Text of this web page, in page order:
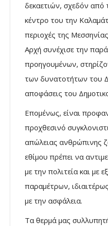
δεκαετιών, σχεδόν από
κέντρο του την
περιοχές της
Αρχή συνέχισε την
προηγουμένων,
των δυνατοτήτων του
αποφάσεις του
Επομένως, είναι
προχθεσινό
απώλειας ανθρώπινης
εθίμου πρέπει να
με την πολιτεία και με
παραμέτρων,
με την ασφάλεια.
Τα θερμά μας